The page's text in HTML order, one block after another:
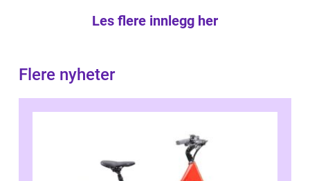
Les flere innlegg her
Flere nyheter